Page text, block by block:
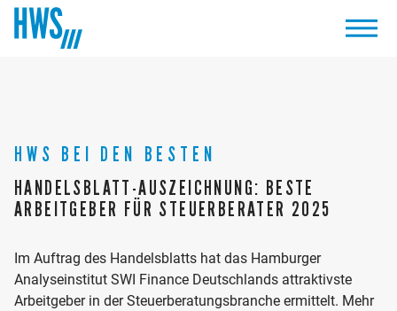
HWS BEI DEN BESTEN
HANDELSBLATT-AUSZEICHNUNG: BESTE
ARBEITGEBER FÜR STEUERBERATER 2025
Im Auftrag des Handelsblatts hat das Hamburger
Analyseinstitut SWI Finance Deutschlands attraktivste
Arbeitgeber in der Steuerberatungsbranche ermittelt. Mehr